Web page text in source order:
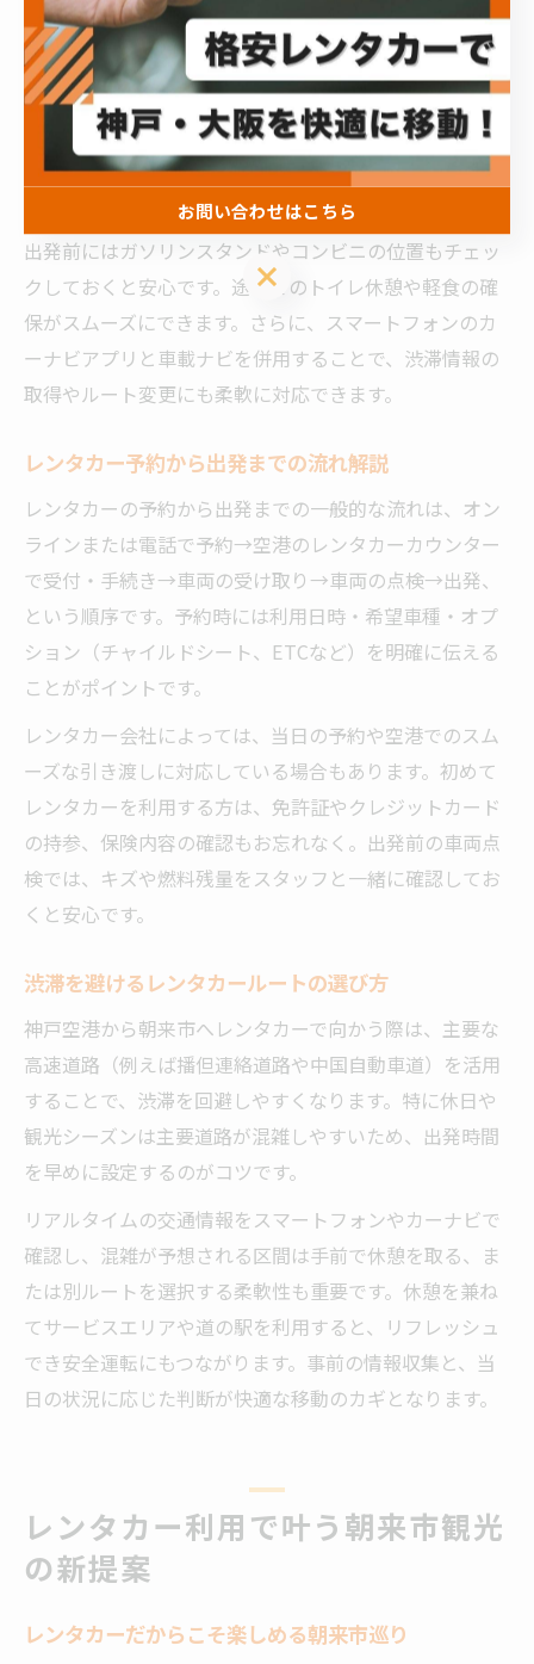
朝来市までスムーズなレンタカー利用術
朝来市まで快適に移動するためのレンタカー利用術とし
て、事前にルートや休憩スポットをリサーチしておくこ
とが大切です。主要な高速道路や有料道路の利用で、混
雑を回避しやすくなります。また、ナビゲーション付き
の車両を選ぶことで、道に迷うリスクを減らせます。
出発前にはガソリンスタンドやコンビニの位置もチェッ
クしておくと安心です。途中でのトイレ休憩や軽食の確
保がスムーズにできます。さらに、スマートフォンのカ
ーナビアプリと車載ナビを併用することで、渋滞情報の
取得やルート変更にも柔軟に対応できます。
レンタカー予約から出発までの流れ解説
レンタカーの予約から出発までの一般的な流れは、オン
ラインまたは電話で予約→空港のレンタカーカウンター
で受付・手続き→車両の受け取り→車両の点検→出発、
という順序です。予約時には利用日時・希望車種・オプ
ション（チャイルドシート、ETCなど）を明確に伝える
ことがポイントです。
レンタカー会社によっては、当日の予約や空港でのスム
ーズな引き渡しに対応している場合もあります。初めて
レンタカーを利用する方は、免許証やクレジットカード
の持参、保険内容の確認もお忘れなく。出発前の車両点
検では、キズや燃料残量をスタッフと一緒に確認してお
くと安心です。
渋滞を避けるレンタカールートの選び方
神戸空港から朝来市へレンタカーで向かう際は、主要な
高速道路（例えば播但連絡道路や中国自動車道）を活用
することで、渋滞を回避しやすくなります。特に休日や
観光シーズンは主要道路が混雑しやすいため、出発時間
を早めに設定するのがコツです。
リアルタイムの交通情報をスマートフォンやカーナビで
確認し、混雑が予想される区間は手前で休憩を取る、ま
たは別ルートを選択する柔軟性も重要です。休憩を兼ね
てサービスエリアや道の駅を利用すると、リフレッシュ
でき安全運転にもつながります。事前の情報収集と、当
日の状況に応じた判断が快適な移動のカギとなります。
レンタカー利用で叶う朝来市観光
の新提案
レンタカーだからこそ楽しめる朝来市巡り
お問い合わせはこちら
お問い合わせはこちら